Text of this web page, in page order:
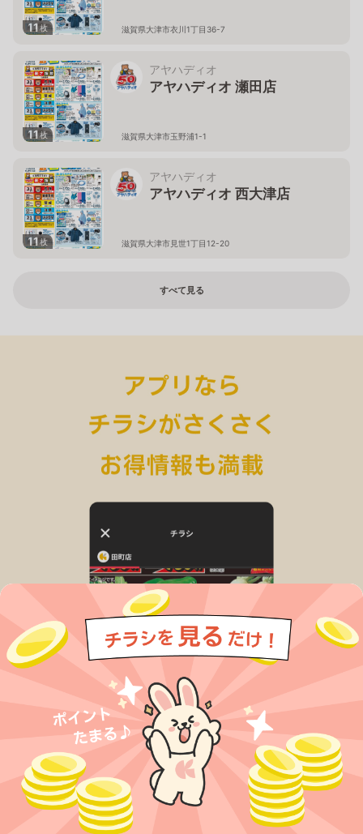
11枚 滋賀県大津市衣川1丁目36-7
11枚
アヤハディオ
アヤハディオ 瀬田店
滋賀県大津市玉野浦1-1
11枚
アヤハディオ
アヤハディオ 西大津店
滋賀県大津市見世1丁目12-20
すべて見る